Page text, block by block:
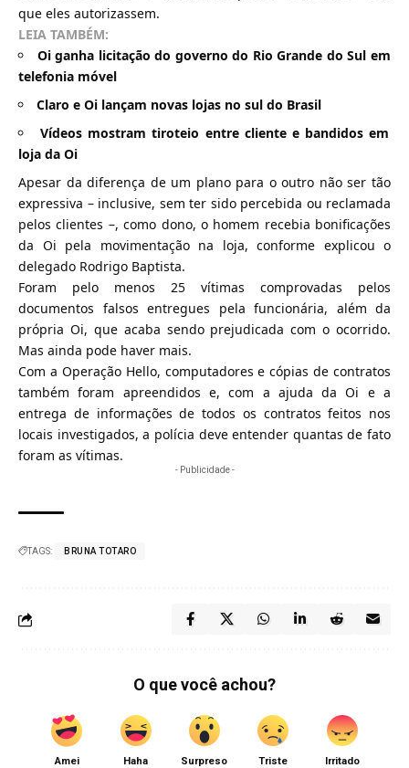
que eles autorizassem.
LEIA TAMBÉM:
Oi ganha licitação do governo do Rio Grande do Sul em
telefonia móvel
Claro e Oi lançam novas lojas no sul do Brasil
Vídeos mostram tiroteio entre cliente e bandidos em
loja da Oi
Apesar da diferença de um plano para o outro não ser tão
expressiva – inclusive, sem ter sido percebida ou reclamada
pelos clientes –, como dono, o homem recebia bonificações
da Oi pela movimentação na loja, conforme explicou o
delegado Rodrigo Baptista.
Foram pelo menos 25 vítimas comprovadas pelos
documentos falsos entregues pela funcionária, além da
própria Oi, que acaba sendo prejudicada com o ocorrido.
Mas ainda pode haver mais.
Com a Operação Hello, computadores e cópias de contratos
também foram apreendidos e, com a ajuda da Oi e a
entrega de informações de todos os contratos feitos nos
locais investigados, a polícia deve entender quantas de fato
foram as vítimas.
- Publicidade -
TAGS: BRUNA TOTARO
O que você achou?
Amei Haha Surpreso Triste Irritado